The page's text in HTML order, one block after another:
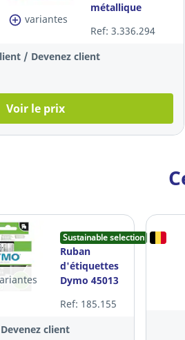
variantes
métallique
liquide rouge
Ref: 3.336.294
/ Devenez client
Voir le prix
Sustainable selection
Ruban
d'étiquettes
Dymo 45013
autocollant,
12 mm, noir
Ref: 185.155
client